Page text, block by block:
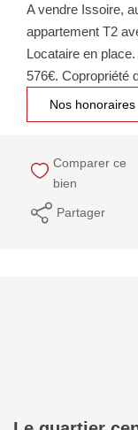
A vendre Issoire,
appartement T2
Locataire en
576€. Copropriété
Nos honoraires
Comparer ce
bien
Partager